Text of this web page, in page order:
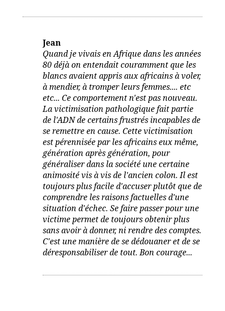
Jean
Quand je vivais en Afrique dans les années
80 déjà on entendait couramment que les
blancs avaient appris aux africains à voler,
à mendier, à tromper leurs femmes.... etc
etc... Ce comportement n'est pas nouveau.
La victimisation pathologique fait partie
de l'ADN de certains frustrés incapables de
se remettre en cause. Cette victimisation
est pérennisée par les africains eux même,
génération après génération, pour
généraliser dans la société une certaine
animosité vis à vis de l'ancien colon. Il est
toujours plus facile d'accuser plutôt que de
comprendre les raisons factuelles d'une
situation d'échec. Se faire passer pour une
victime permet de toujours obtenir plus
sans avoir à donner, ni rendre des comptes.
C'est une manière de se dédouaner et de se
déresponsabiliser de tout. Bon courage...